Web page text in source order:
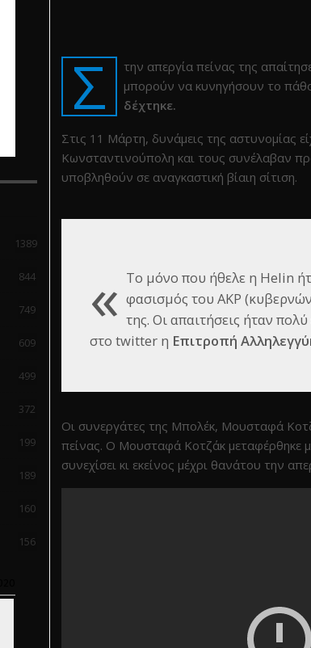
Σ
την απεργία πείνας της
μπορούν να κυνηγήσουν το
δέχτηκε.
Στις 11 Μάρτη, δυνάμεις της αστυνομίας
Κωνσταντινούπολη και τους συνέλαβαν
υποβληθούν σε αναγκαστική βίαιη σίτιση.
« Το μόνο που ήθελε η Helin
φασισμός του AKP
της. Οι απαιτήσεις ήταν
στο twitter η Επιτροπή
Οι συνεργάτες της Μπολέκ, Μουσταφά
πείνας. Ο Μουσταφά Κοτζάκ μεταφέρθηκε
συνεχίσει κι εκείνος μέχρι θανάτου την
1389
844
749
609
499
372
199
189
160
156